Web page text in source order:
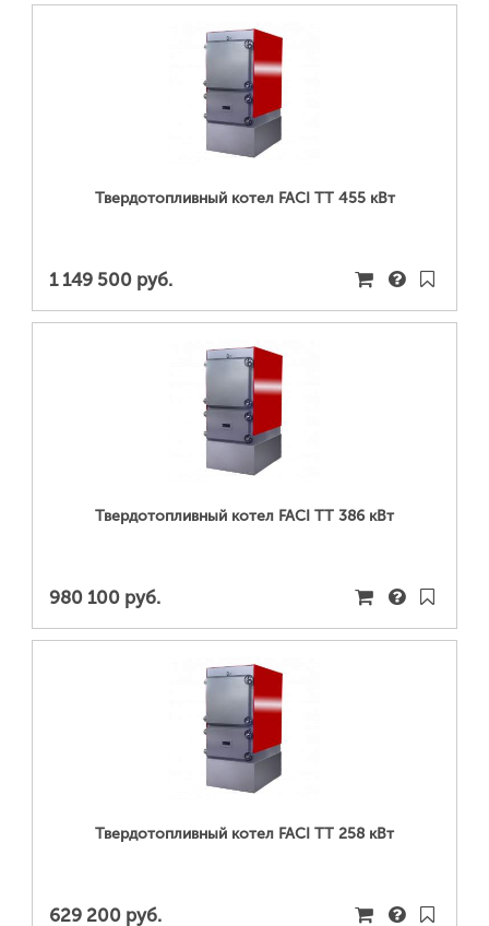
ПОДРОБНЕЕ...
Твердотопливный котел FACI TT 455 кВт
1 149 500 руб.
ПОДРОБНЕЕ...
Твердотопливный котел FACI TT 386 кВт
980 100 руб.
ПОДРОБНЕЕ...
Твердотопливный котел FACI TT 258 кВт
629 200 руб.